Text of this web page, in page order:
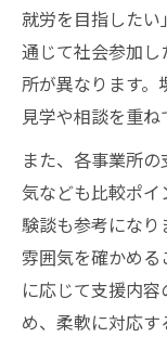
就労を目指した
通じて社会参加
所が異なります。
見学や相談を重ね
また、各事業所
気なども比較ポ
験談も参考にな
雰囲気を確かめ
に応じて支援内
め、柔軟に対応す